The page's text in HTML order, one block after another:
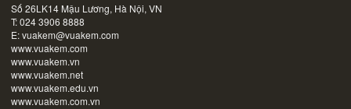
Số 26LK14 Mậu Lương, Hà Nội, VN
T: 024 3906 8888
E:vuakem@vuakem.com
www.vuakem.com
www.vuakem.vn
www.vuakem.net
www.vuakem.edu.vn
www.vuakem.com.vn